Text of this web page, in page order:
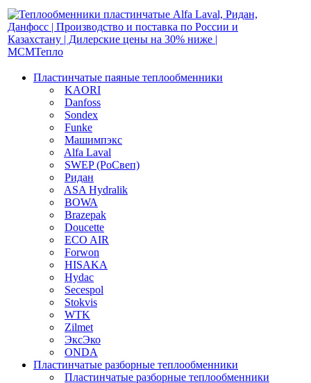
Пластинчатые паяные теплообменники
KAORI
Danfoss
Sondex
Funke
Машимпэкс
Alfa Laval
SWEP (РоСвеп)
Ридан
ASA Hydralik
BOWA
Brazepak
Doucette
ECO AIR
Forwon
HISAKA
Hydac
Secespol
Stokvis
WTK
Zilmet
ЭксЭко
ONDA
Пластинчатые разборные теплообменники
Пластинчатые разборные теплообменники